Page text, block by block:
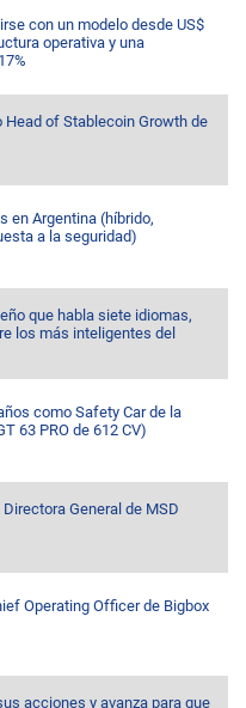
con un modelo desde US$
operativa y una
of Stablecoin Growth de
en Argentina (híbrido,
a la seguridad)
que habla siete idiomas,
los más inteligentes del
como Safety Car de la
63 PRO de 612 CV)
General de MSD
Operating Officer de Bigbox
acciones y avanza para que